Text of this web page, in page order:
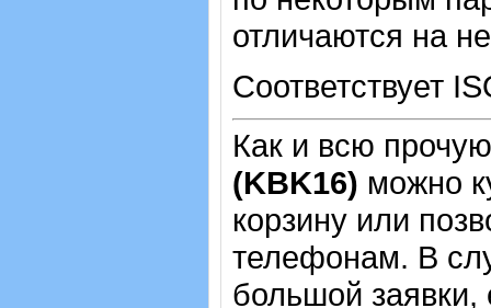
отличаются на
Соответствует
Как и всю
(KBK16) можно
корзину или
телефонам. В
большой заявки,